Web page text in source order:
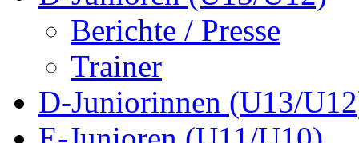
Berichte / Presse
Trainer
D-Juniorinnen (U13/